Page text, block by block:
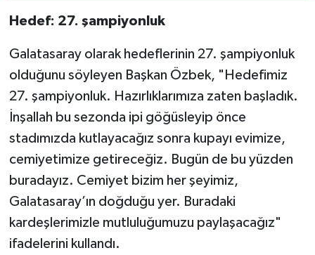
Hedef: 27. şampiyonluk
Galatasaray olarak hedeflerinin 27. şampiyonluk
olduğunu söyleyen Başkan Özbek, "Hedefimiz
27. şampiyonluk. Hazırlıklarımıza zaten başladık.
İnşallah bu sezonda ipi göğüsleyip önce
stadımızda kutlayacağız sonra kupayı evimize,
cemiyetimize getireceğiz. Bugün de bu yüzden
buradayız. Cemiyet bizim her şeyimiz,
Galatasaray’ın doğduğu yer. Buradaki
kardeşlerimizle mutluluğumuzu paylaşacağız"
ifadelerini kullandı.